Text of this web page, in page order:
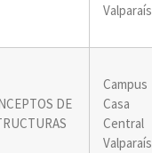
DE
Campus
Casa
Central